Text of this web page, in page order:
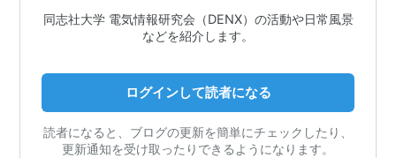
同志社大学 電気情報研究会（DENX）の活動や日常風景
などを紹介します。
ログインして読者になる
読者になると、ブログの更新を簡単にチェックしたり、
更新通知を受け取ったりできるようになります。